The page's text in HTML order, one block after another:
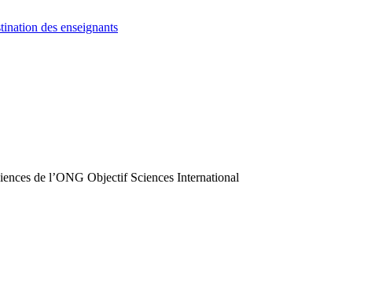
des enseignants
de l’ONG Objectif Sciences International